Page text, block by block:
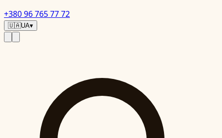
+380 96 765 77 72
🇺🇦UA▾